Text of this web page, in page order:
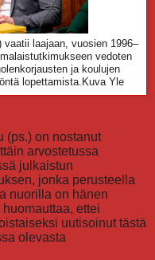
laajaan, vuosien 1996–
vedoten
ja koulujen
lopettamista.Kuva Yle
(ps.) on nostanut
arvostetussa
julkaistun
jonka perusteella
nuorilla on hänen
ettei
uutisoinut tästä
olevasta